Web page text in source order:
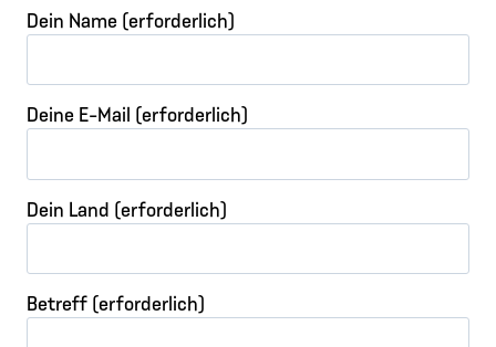
Dein Name (erforderlich)
Deine E-Mail (erforderlich)
Dein Land (erforderlich)
Betreff (erforderlich)